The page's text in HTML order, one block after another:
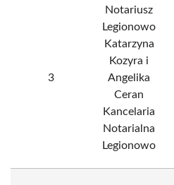
3
Notariusz
Legionowo
Katarzyna
Kozyra i
Angelika
Ceran
Kancelaria
Notarialna
Legionowo